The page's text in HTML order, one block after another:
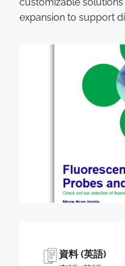
expansion to support
資料 (英語)